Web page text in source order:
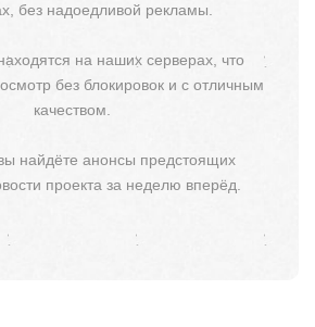
без надоедливой рекламы.
на наших серверах, что
без блокировок и с отличным
качеством.
найдёте анонсы предстоящих
проекта за неделю вперёд.